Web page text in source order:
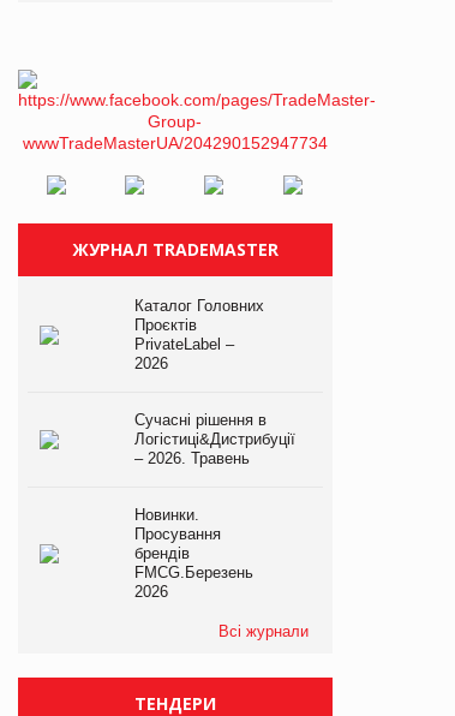
ЖУРНАЛ TRADEMASTER
Каталог Головних
Проєктів
PrivateLabel –
2026
Сучасні рішення в
Логістиці&Дистрибуції
– 2026. Травень
Новинки.
Просування
брендів
FMCG.Березень
2026
Всі журнали
ТЕНДЕРИ